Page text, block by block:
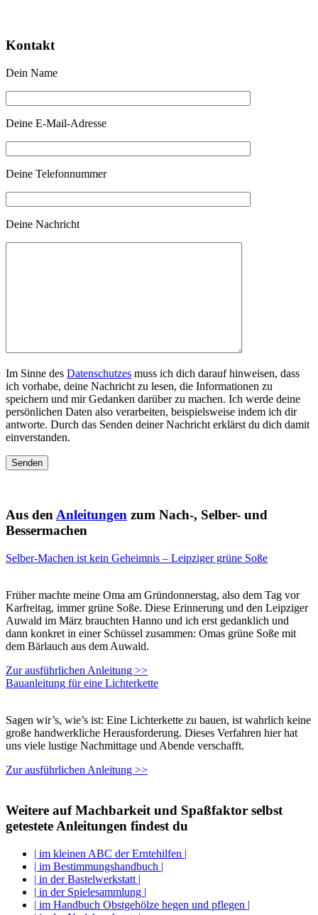
Kontakt
Dein Name
Deine E-Mail-Adresse
Deine Telefonnummer
Deine Nachricht
Im Sinne des Datenschutzes muss ich dich darauf hinweisen, dass
ich vorhabe, deine Nachricht zu lesen, die Informationen zu
speichern und mir Gedanken darüber zu machen. Ich werde deine
persönlichen Daten also verarbeiten, beispielsweise indem ich dir
antworte. Durch das Senden deiner Nachricht erklärst du dich damit
einverstanden.
Aus denAnleitungen zum Nach-, Selber- und
Bessermachen
Selber-Machen ist kein Geheimnis – Leipziger grüne Soße
Früher machte meine Oma am Gründonnerstag, also dem Tag vor
Karfreitag, immer grüne Soße. Diese Erinnerung und den Leipziger
Auwald im März brauchten Hanno und ich erst gedanklich und
dann konkret in einer Schüssel zusammen: Omas grüne Soße mit
dem Bärlauch aus dem Auwald.
Zur ausführlichen Anleitung >>
Bauanleitung für eine Lichterkette
Sagen wir’s, wie’s ist: Eine Lichterkette zu bauen, ist wahrlich keine
große handwerkliche Herausforderung. Dieses Verfahren hier hat
uns viele lustige Nachmittage und Abende verschafft.
Zur ausführlichen Anleitung >>
Weitere auf Machbarkeit und Spaßfaktor selbst
getestete Anleitungen findest du
| im kleinen ABC der Erntehilfen |
| im Bestimmungshandbuch |
| in der Bastelwerkstatt |
| in der Spielesammlung |
| im Handbuch Obstgehölze hegen und pflegen |